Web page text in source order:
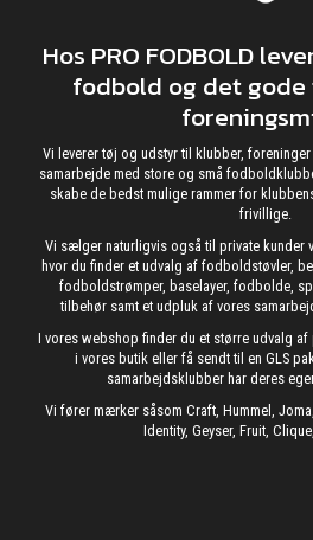
Hos PRO FODBOLD
fodbold og det
Vi leverer tøj og udstyr til klubber,
samarbejde med store og små
skabe de bedst mulige rammer for
frivillige.
Vi sælger naturligvis også til private kunder
hvor du finder et udvalg af fodboldstøvler,
fodboldstrømper, baselayer, fodbolde,
tilbehør samt et udpluk af vores
I vores webshop finder du et større udvalg af
i vores butik eller få sendt til en GLS
samarbejdsklubber har deres
Vi fører mærker såsom Craft, Hummel,
Identity, Geyser, Fruit,